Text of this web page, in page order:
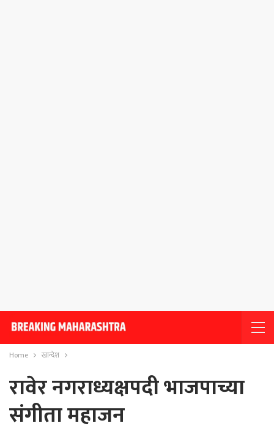
Home खान्देश
रावेर नगराध्यक्षपदी भाजपाच्या
संगीता महाजन